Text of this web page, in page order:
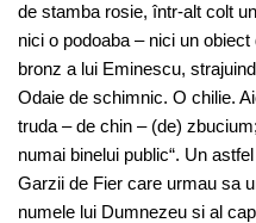
de stamba rosie, într-alt colt
nici o podoaba – nici un
bronz a lui Eminescu,
Odaie de schimnic. O chilie.
truda – de chin – (de)
numai binelui public“. Un
Garzii de Fier care urmau sa
numele lui Dumnezeu si al